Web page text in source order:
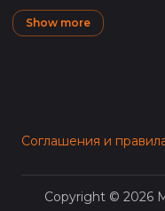
Show more
Соглашения и
Copyright © 2026